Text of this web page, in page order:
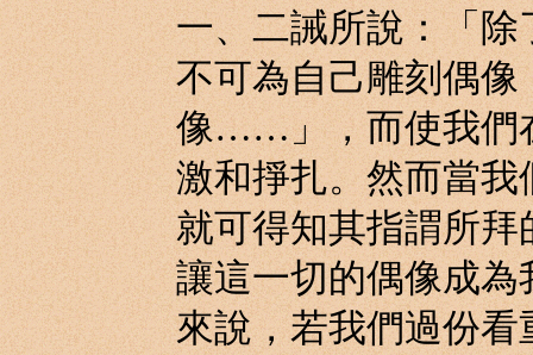
一、二誡所說：「
不可為自己雕刻偶
像……」，而使我們
激和掙扎。然而當
就可得知其指謂所
讓這一切的偶像成
來說，若我們過份